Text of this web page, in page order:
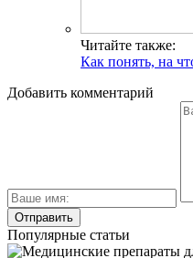
Читайте также:
Как понять, на
Добавить комментарий
Популярные статьи